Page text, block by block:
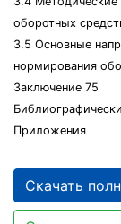
оборотных
3.5 Основные
нормирования
Заключение 75
Приложения
Скачать